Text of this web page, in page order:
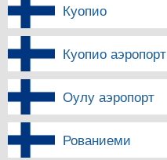
Куопио
Куопио аэропорт
Оулу аэропорт
Рованиеми